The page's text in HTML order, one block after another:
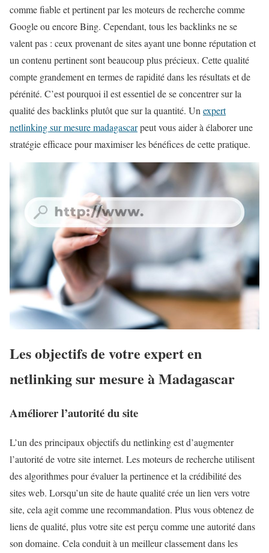
comme fiable et pertinent par les moteurs de recherche comme
Google ou encore Bing. Cependant, tous les backlinks ne se
valent pas : ceux provenant de sites ayant une bonne réputation et
un contenu pertinent sont beaucoup plus précieux. Cette qualité
compte grandement en termes de rapidité dans les résultats et de
pérénité. C’est pourquoi il est essentiel de se concentrer sur la
qualité des backlinks plutôt que sur la quantité. Un expert
netlinking sur mesure madagascarpeut vous aider à élaborer une
stratégie efficace pour maximiser les bénéfices de cette pratique.
Les objectifs de votre expert en
netlinking sur mesure à Madagascar
Améliorer l’autorité du site
L’un des principaux objectifs du netlinking est d’augmenter
l’autorité de votre site internet. Les moteurs de recherche utilisent
des algorithmes pour évaluer la pertinence et la crédibilité des
sites web. Lorsqu’un site de haute qualité crée un lien vers votre
site, cela agit comme une recommandation. Plus vous obtenez de
liens de qualité, plus votre site est perçu comme une autorité dans
son domaine. Cela conduit à un meilleur classement dans les